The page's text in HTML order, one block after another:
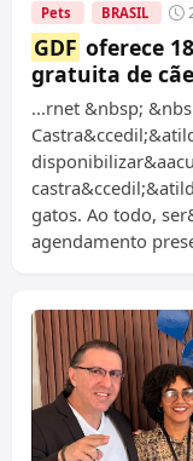
Pets BRASIL
GDF oferece
gratuita de
...rnet &nbsp;
gatos. Ao todo,
agendamento